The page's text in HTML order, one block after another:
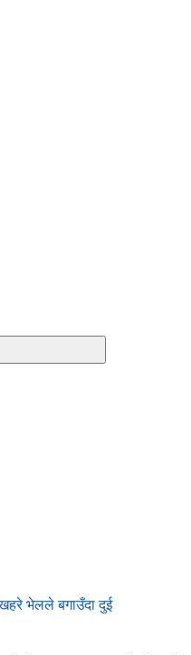
भेलले बगाउँदा दुई